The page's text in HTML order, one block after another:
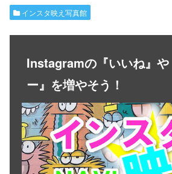
インスタ映え写真館
Instagramの『いいね』や
ー』を増やそう！